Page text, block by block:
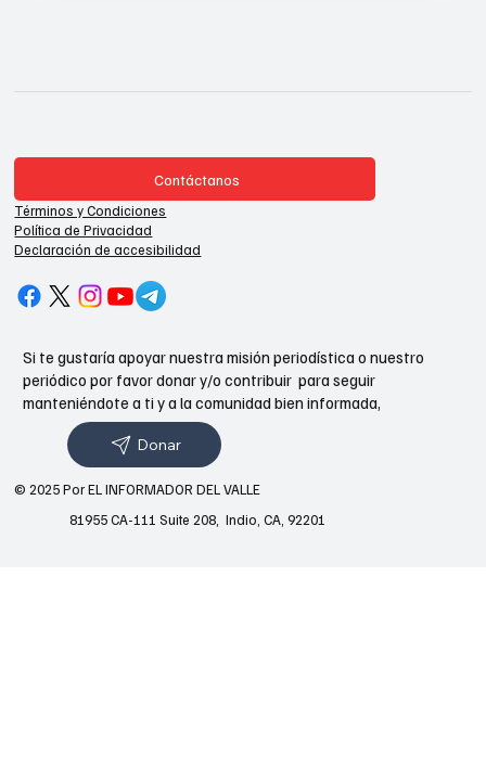
Contáctanos
Términos y Condiciones
Política de Privacidad
Declaración de accesibilidad
Si te gustaría apoyar nuestra misión periodística o nuestro
periódico por favor donar y/o contribuir para seguir
manteniéndote a ti y a la comunidad bien informada,
Donar
81955 CA-111 Suite 208, Indio, CA, 92201
© 2025 Por EL INFORMADOR DEL VALLE